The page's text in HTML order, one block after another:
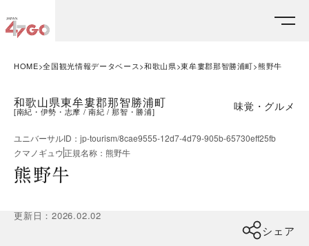
HOME 全国観光情報データベース 和歌山県 東牟婁郡那智勝浦町 熊野牛
和歌山県東牟婁郡那智勝浦町
[南紀・伊勢・志摩 南紀 那智・勝浦] 味覚・グルメ
ユニバーサルID ： jp-tourism/8cae9555-12d7-4d79-905b-65730eff25fb
クマノギュウ正規名称 ： 熊野牛
熊野牛
更新日 ：2026.02.02
シェア